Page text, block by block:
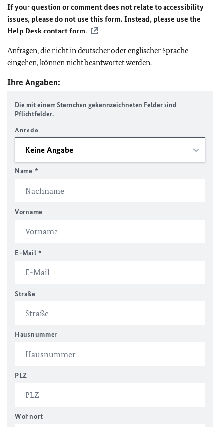
If your question or comment does not relate to accessibility
issues, please do not use this form. Instead, please use the
Help Desk contact form.
Anfragen, die nicht in deutscher oder englischer Sprache
eingehen, können nicht beantwortet werden.
Ihre Angaben:
Die mit einem Sternchen gekennzeichneten Felder sind
Pflichtfelder.
Anrede
Name *
Vorname
E-Mail *
Straße
Hausnummer
PLZ
Wohnort